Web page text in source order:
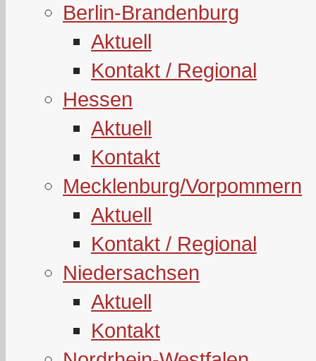
Berlin-Brandenburg
Aktuell
Kontakt / Regional
Hessen
Aktuell
Kontakt
Mecklenburg/Vorpommern
Aktuell
Kontakt / Regional
Niedersachsen
Aktuell
Kontakt